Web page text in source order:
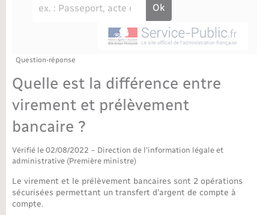
Recensement militaire
Concessions funéraires
Info jeunes
Maison des jeunes (11-17 ans)
Associations
Saison culturelle
Bibliothèques
Bornes de recharge électrique
Travaux - Autorisation d’occupation de l’espace
Agenda
Budget
La Communauté de communes
Plan interactif
Question-réponse
Quelle est la différence entre
virement et prélèvement
bancaire ?
Vérifié le 02/08/2022 – Direction de l'information légale et
administrative (Première ministre)
Le virement et le prélèvement bancaires sont 2 opérations
sécurisées permettant un transfert d'argent de compte à
compte.